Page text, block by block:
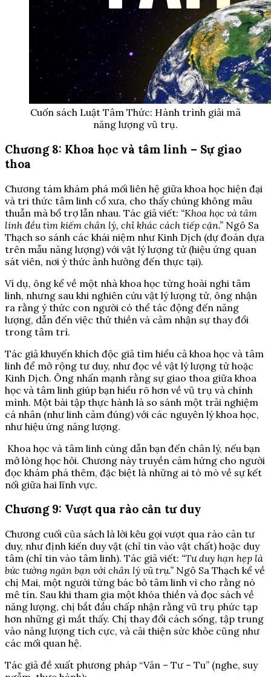
Cuốn sách Luật Tâm Thức: Hành trình giải mã
năng lượng vũ trụ.
Chương 8: Khoa học và tâm linh – Sự giao
thoa
Chương tám khám phá mối liên hệ giữa khoa học hiện đại
và tri thức tâm linh cổ xưa, cho thấy chúng không mâu
thuẫn mà bổ trợ lẫn nhau. Tác giả viết: “Khoa học và tâm
linh đều tìm kiếm chân lý, chỉ khác cách tiếp cận.” Ngô Sa
Thạch so sánh các khái niệm như Kinh Dịch (dự đoán dựa
trên mẫu năng lượng) với vật lý lượng tử (hiệu ứng quan
sát viên, nơi ý thức ảnh hưởng đến thực tại).
Ví dụ, ông kể về một nhà khoa học từng hoài nghi tâm
linh, nhưng sau khi nghiên cứu vật lý lượng tử, ông nhận
ra rằng ý thức con người có thể tác động đến năng
lượng, dẫn đến việc thử thiền và cảm nhận sự thay đổi
trong tâm trí.
Tác giả khuyến khích độc giả tìm hiểu cả khoa học và tâm
linh để mở rộng tư duy, như đọc về vật lý lượng tử hoặc
Kinh Dịch. Ông nhấn mạnh rằng sự giao thoa giữa khoa
học và tâm linh giúp bạn hiểu rõ hơn về vũ trụ và chính
mình. Một bài tập thực hành là so sánh một trải nghiệm
cá nhân (như linh cảm đúng) với các nguyên lý khoa học,
như hiệu ứng năng lượng.
Khoa học và tâm linh cùng dẫn bạn đến chân lý, nếu bạn
mở lòng học hỏi. Chương này truyền cảm hứng cho người
đọc khám phá thêm, đặc biệt là những ai tò mò về sự kết
nối giữa hai lĩnh vực.
Chương 9: Vượt qua rào cản tư duy
Chương cuối của sách là lời kêu gọi vượt qua rào cản tư
duy, như định kiến duy vật (chỉ tin vào vật chất) hoặc duy
tâm (chỉ tin vào tâm linh). Tác giả viết: “Tư duy hạn hẹp là
bức tường ngăn bạn với chân lý vũ trụ.” Ngô Sa Thạch kể về
chị Mai, một người từng bác bỏ tâm linh vì cho rằng nó
mê tín. Sau khi tham gia một khóa thiền và đọc sách về
năng lượng, chị bắt đầu chấp nhận rằng vũ trụ phức tạp
hơn những gì mắt thấy. Chị thay đổi cách sống, tập trung
vào năng lượng tích cực, và cải thiện sức khỏe cũng như
các mối quan hệ.
Tác giả đề xuất phương pháp “Văn – Tư – Tu” (nghe, suy